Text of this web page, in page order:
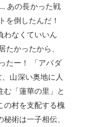
あの長かった戦
を倒したんだ！
わなくていいん
かったから、
たー！ 「アバダ
山深い奥地に人
「蓮華の里」と
の村を支配する槐
術は一子相伝、